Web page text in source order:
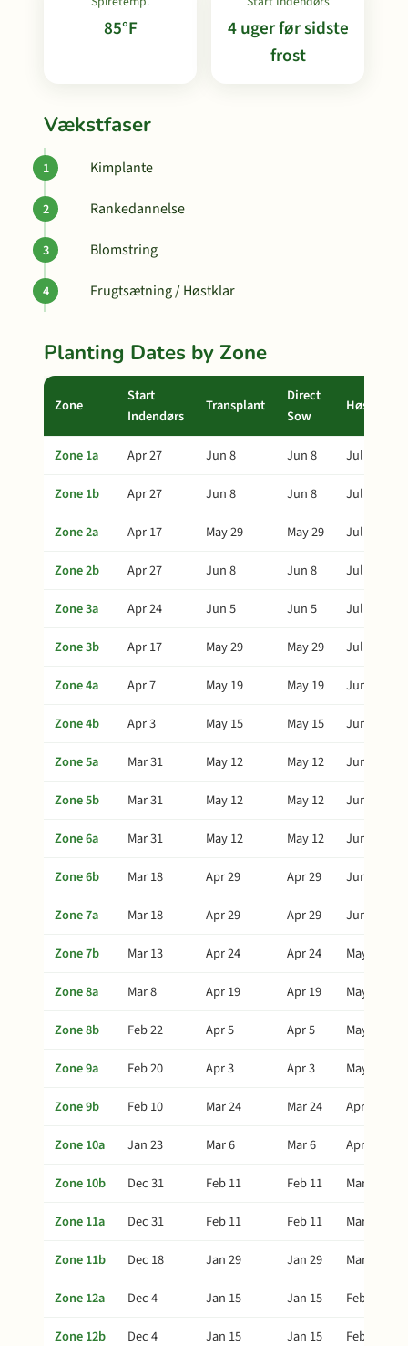
85°F
4 uger før sidste
frost
Vækstfaser
Kimplante
Rankedannelse
Blomstring
Frugtsætning / Høstklar
Planting Dates by Zone
Zone
Start
Indendørs
Transplant
Direct
Sow
Høst
Zone 1a Apr 27 Jun 8 Jun 8
Jul 13
Zone 1b
Apr 27 Jun 8 Jun 8
Jul 13
Zone 2a
Apr 17 May 29 May 29
Jul 3
Zone 2b
Apr 27 Jun 8 Jun 8
Jul 13
Zone 3a
Apr 24 Jun 5 Jun 5
Jul 10
Zone 3b
Apr 17 May 29 May 29
Jul 3
Zone 4a
Apr 7 May 19 May 19
Jun 23
Zone 4b
Apr 3 May 15 May 15
Jun 19
Zone 5a
Mar 31 May 12 May 12
Jun 16
Zone 5b
Mar 31 May 12 May 12
Jun 16
Zone 6a
Mar 31 May 12 May 12
Jun 16
Zone 6b
Mar 18 Apr 29 Apr 29
Jun 3
Zone 7a
Mar 18 Apr 29 Apr 29
Jun 3
Zone 7b
Mar 13 Apr 24 Apr 24
May 29
Zone 8a
Mar 8 Apr 19 Apr 19
May 24
Zone 8b
Feb 22 Apr 5 Apr 5
May 10
Zone 9a
Feb 20 Apr 3 Apr 3
May 8
Zone 9b
Feb 10 Mar 24 Mar 24
Apr 28
Zone 10a
Jan 23 Mar 6 Mar 6
Apr 10
Zone 10b
Dec 31 Feb 11 Feb 11
Mar 18
Zone 11a
Dec 31 Feb 11 Feb 11
Mar 18
Zone 11b
Dec 18 Jan 29 Jan 29
Mar 5
Zone 12a
Dec 4 Jan 15 Jan 15
Feb 19
Zone 12b
Dec 4 Jan 15 Jan 15 Feb 19